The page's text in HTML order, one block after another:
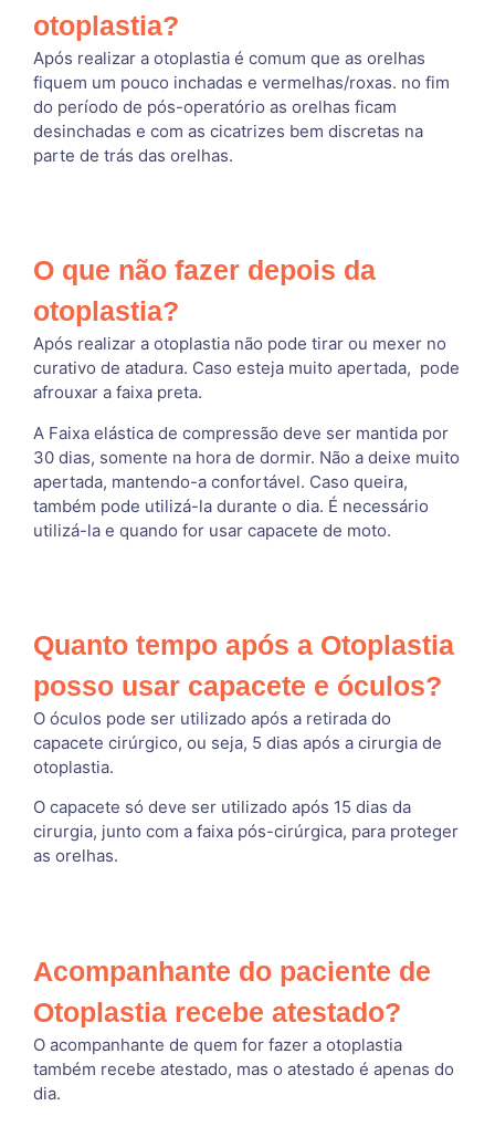
otoplastia?
Após realizar a otoplastia é comum que as orelhas
fiquem um pouco inchadas e vermelhas/roxas. no fim
do período de pós-operatório as orelhas ficam
desinchadas e com as cicatrizes bem discretas na
parte de trás das orelhas.
O que não fazer depois da
otoplastia?
Após realizar a otoplastia não pode tirar ou mexer no
curativo de atadura. Caso esteja muito apertada, pode
afrouxar a faixa preta.
A Faixa elástica de compressão deve ser mantida por
30 dias, somente na hora de dormir. Não a deixe muito
apertada, mantendo-a confortável. Caso queira,
também pode utilizá-la durante o dia. É necessário
utilizá-la e quando for usar capacete de moto.
Quanto tempo após a Otoplastia
posso usar capacete e óculos?
O óculos pode ser utilizado após a retirada do
capacete cirúrgico, ou seja, 5 dias após a cirurgia de
otoplastia.
O capacete só deve ser utilizado após 15 dias da
cirurgia, junto com a faixa pós-cirúrgica, para proteger
as orelhas.
Acompanhante do paciente de
Otoplastia recebe atestado?
O acompanhante de quem for fazer a otoplastia
também recebe atestado, mas o atestado é apenas do
dia.